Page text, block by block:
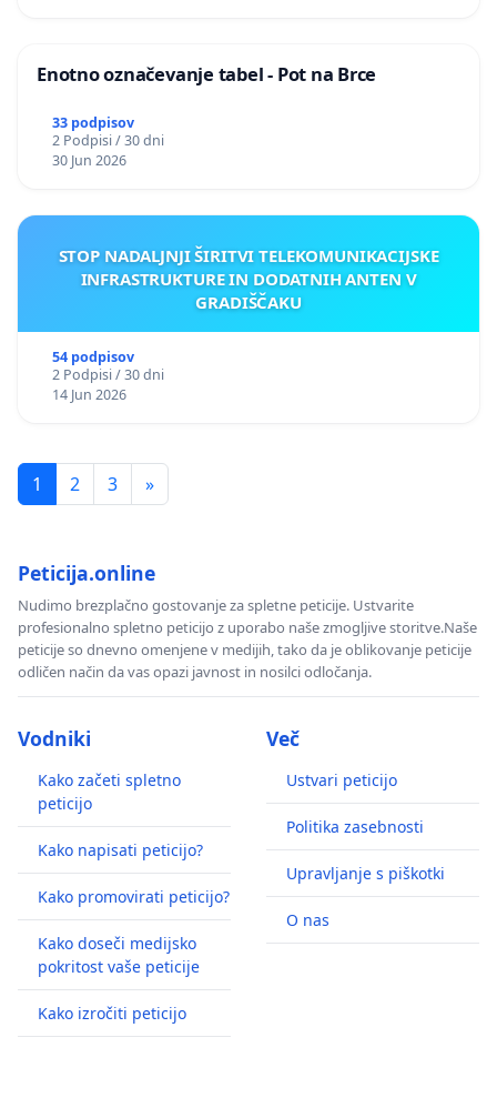
Enotno označevanje tabel - Pot na Brce
33 podpisov
2 Podpisi / 30 dni
30 Jun 2026
STOP NADALJNJI ŠIRITVI TELEKOMUNIKACIJSKE
INFRASTRUKTURE IN DODATNIH ANTEN V
GRADIŠČAKU
54 podpisov
2 Podpisi / 30 dni
14 Jun 2026
1 2 3 »
Peticija.online
Nudimo brezplačno gostovanje za spletne peticije. Ustvarite
profesionalno spletno peticijo z uporabo naše zmogljive storitve.Naše
peticije so dnevno omenjene v medijih, tako da je oblikovanje peticije
odličen način da vas opazi javnost in nosilci odločanja.
Vodniki
Kako začeti spletno
peticijo
Kako napisati peticijo?
Kako promovirati peticijo?
Kako doseči medijsko
pokritost vaše peticije
Kako izročiti peticijo
Več
Ustvari peticijo
Politika zasebnosti
Upravljanje s piškotki
O nas